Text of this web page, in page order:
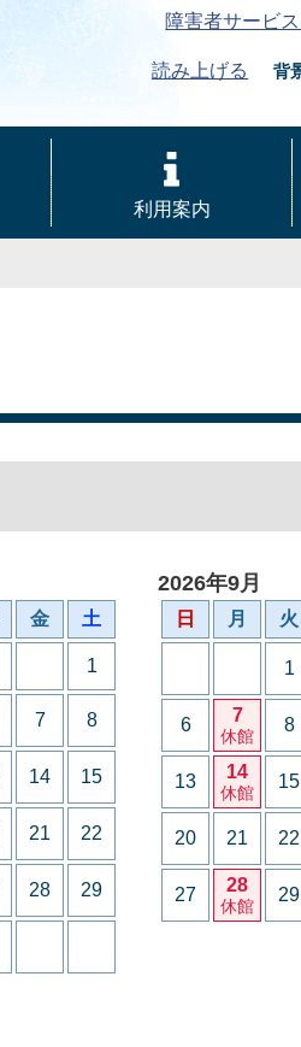
障害者サービ
読み上げる 背
利用案内
金 土
1
7 8
14 15
21 22
28 29
2026年9月
日 月 火
1
6 7
休館
8
13 14
休館
15
20 21 22
27 28
休館
29